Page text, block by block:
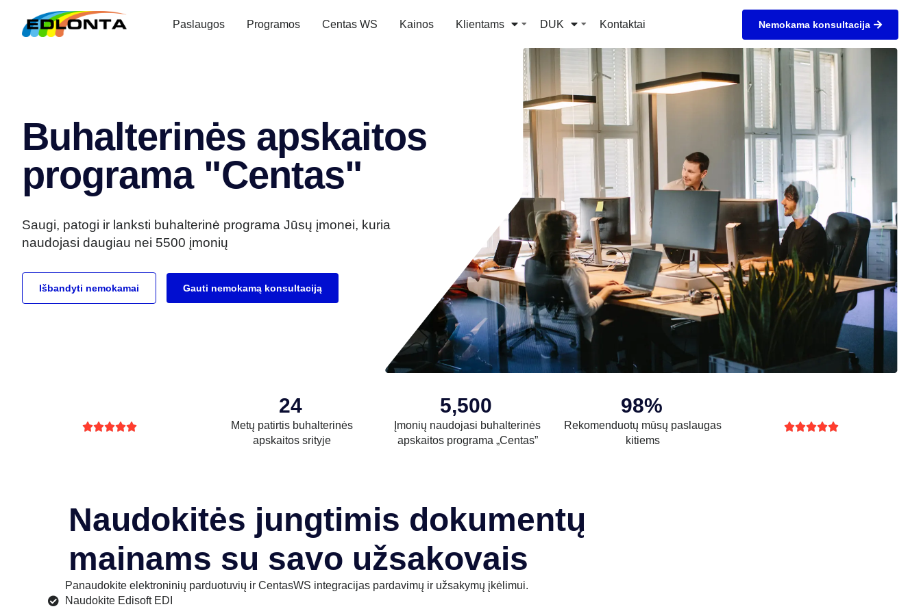
Paslaugos Programos Centas WS Kainos Klientams DUK Kontaktai Nemokama konsultacija
Buhalterinės apskaitos
programa "Centas"
Saugi, patogi ir lanksti buhalterinė programa Jūsų įmonei, kuria
naudojasi daugiau nei 5500 įmonių
Išbandyti nemokamai Gauti nemokamą konsultaciją

24
Metų patirtis buhalterinės
apskaitos srityje
5,500
Įmonių naudojasi buhalterinės
apskaitos programa „Centas”
98%
Rekomenduotų mūsų paslaugas
kitiems

Naudokitės jungtimis dokumentų
mainams su savo užsakovais
Panaudokite elektroninių parduotuvių ir CentasWS integracijas pardavimų ir užsakymų įkėlimui.
Naudokite Edisoft EDI